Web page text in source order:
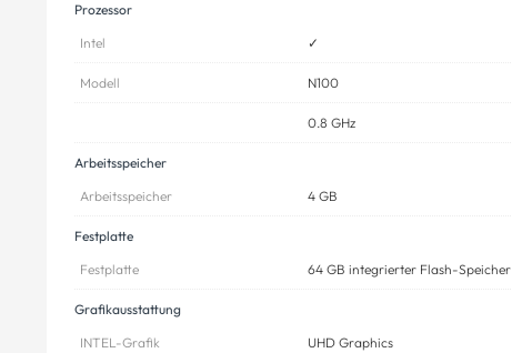
Prozessor
Intel
✓
Modell N100
0.8 GHz
Arbeitsspeicher
Arbeitsspeicher
4 GB
Festplatte
Festplatte
64 GB integrierter Flash-Speicher
Grafikausstattung
INTEL-Grafik
UHD Graphics